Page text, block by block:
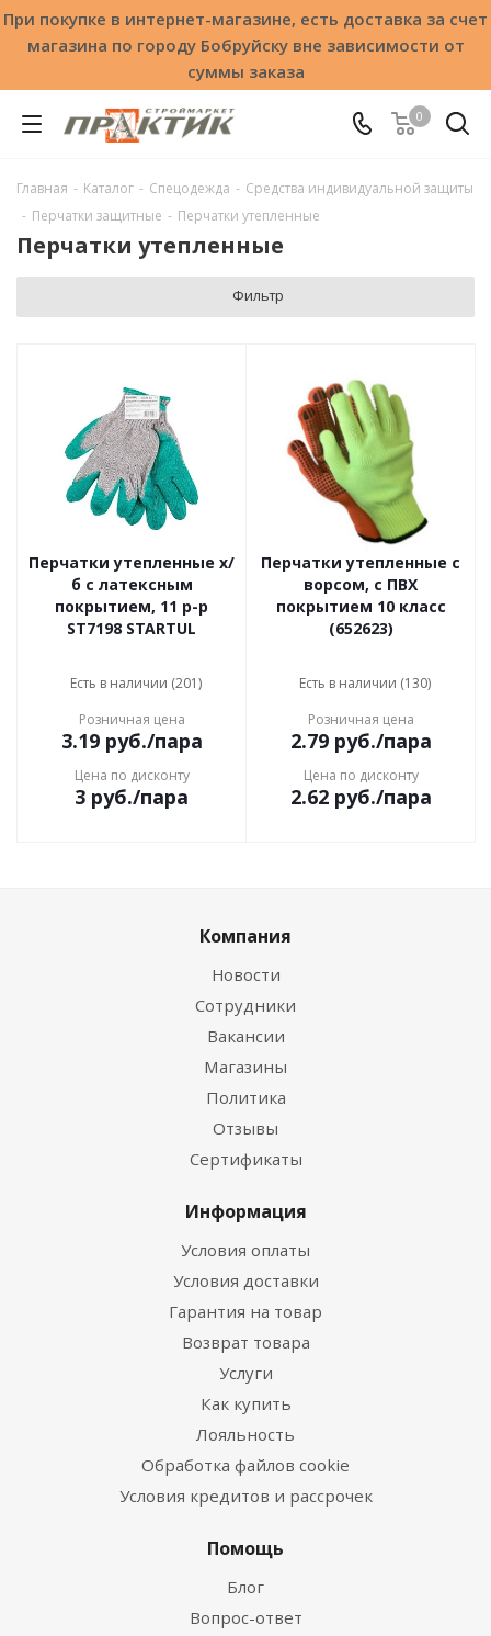
При покупке в интернет-магазине, есть доставка за счет
магазина по городу Бобруйску вне зависимости от
суммы заказа
0
Главная - Каталог - Спецодежда - Средства индивидуальной защиты
- Перчатки защитные - Перчатки утепленные
Перчатки утепленные
Фильтр
Перчатки утепленные х/
б с латексным
покрытием, 11 р-р
ST7198 STARTUL
Есть в наличии (201)
Розничная цена
3.19руб./пара
Цена по дисконту
3 руб./пара
Перчатки утепленные с
ворсом, с ПВХ
покрытием 10 класс
(652623)
Есть в наличии (130)
Розничная цена
2.79руб./пара
Цена по дисконту
2.62руб./пара
Компания
Новости
Сотрудники
Вакансии
Магазины
Политика
Отзывы
Сертификаты
Информация
Условия оплаты
Условия доставки
Гарантия на товар
Возврат товара
Услуги
Как купить
Лояльность
Обработка файлов cookie
Условия кредитов и рассрочек
Помощь
Блог
Вопрос-ответ